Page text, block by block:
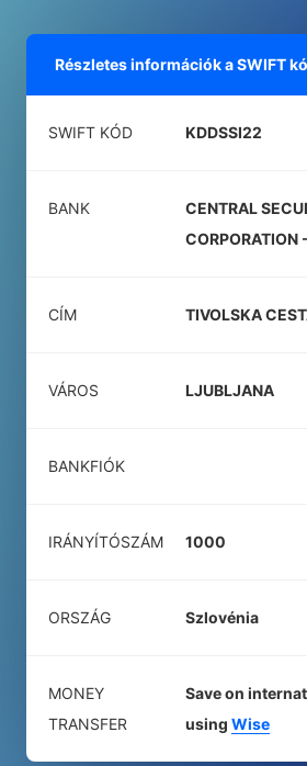
Részletes információk a SWIFT
SWIFT KÓD KDDSSI22
BANK
CENTRAL
CORPORATION
CÍM TIVOLSKA
VÁROS LJUBLJANA
BANKFIÓK
IRÁNYÍTÓSZÁM 1000
ORSZÁG Szlovénia
MONEY
TRANSFER
Save on
using Wise